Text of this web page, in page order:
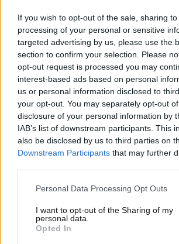
If you wish to opt-out of the sale, sharing
processing of your personal or sensitive
targeted advertising by us, please use the
section to confirm your selection. Please
opt-out request is processed you may
interest-based ads based on personal
us or personal information disclosed to
your opt-out. You may separately opt-out
disclosure of your personal information by
IAB’s list of downstream participants. This
also be disclosed by us to third parties on
Downstream Participants that may further
Personal Data Processing Opt Outs
I want to opt-out of the Sharing of my
personal data.
Opted In
generazione, i sistemi di recupero
frenata. Le architetture elettriche a
consentono alle hypercar elettriche
potenze superiori ai 1.900 cavalli,
Rimac Nevera.
Oltre ai motori, la cura nella
fondamentale. L’uso di fibra di
scocca, sospensioni attive e
prestazioni contribuiscono a
rapporto peso-potenza. Elemento
ottenere accelerazioni da record. Le
controllo della trazione e dell’assetto,
senza perdere aderenza.